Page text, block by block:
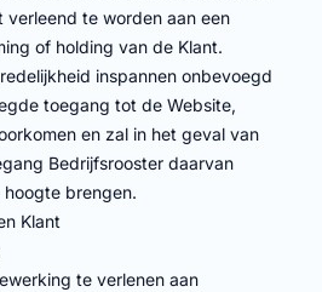
verleend te worden aan een
of holding van de Klant.
inspannen onbevoegd
toegang tot de Website,
en zal in het geval van
Bedrijfsrooster daarvan
brengen.
Klant
te verlenen aan